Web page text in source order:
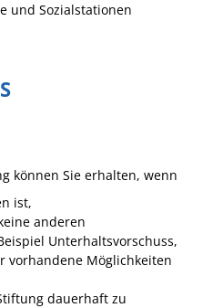
+ Handel
Bürgerportal
und Sozialstationen
können Sie erhalten, wenn
ist,
anderen
Unterhaltsvorschuss,
vorhandene Möglichkeiten
dauerhaft zu